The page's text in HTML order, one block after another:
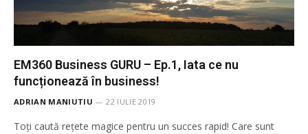
EM360 Business GURU – Ep.1, Iata ce nu
funcționează în business!
ADRIAN MANIUTIU 22 IULIE 2019
Toți caută rețete magice pentru un succes rapid! Care sunt